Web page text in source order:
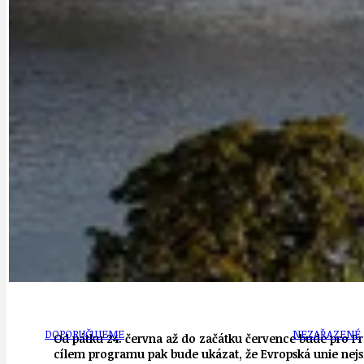
DOBRÉ ZPRÁVY
DOPORUČUJEME
NÁDRAŽÍ
NÁZOR
NEZAŘAZENÉ
Od pátku 24. června až do začátku července bude pro
cílem programu pak bude ukázat, že Evropská unie